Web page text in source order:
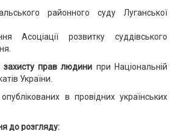
районного суду Луганської
Асоціації розвитку суддівського
захисту прав людини при Національній
України.
в провідних українських
до розгляду: